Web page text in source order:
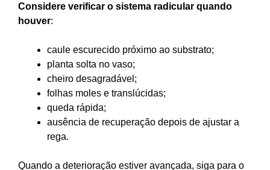
Considere verificar o sistema radicular quando
houver:
caule escurecido próximo ao substrato;
planta solta no vaso;
cheiro desagradável;
folhas moles e translúcidas;
queda rápida;
ausência de recuperação depois de ajustar a
rega.
Quando a deterioração estiver avançada, siga para o